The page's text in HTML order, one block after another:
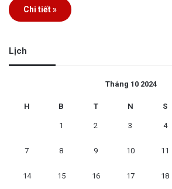
Chi tiết »
Lịch
Tháng 10 2024
H B T N S
1 2 3 4
7 8 9 10 11
14 15 16 17 18